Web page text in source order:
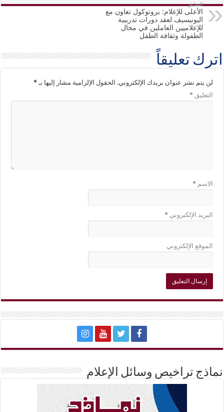
السابق
الأعلى للإعلام: بروتوكول تعاون مع
اليونيسيف لعقد دورات تدريبية
للإعلاميين العاملين في مجال
الطفولة وثقافة الطفل
اترك تعليقاً
لن يتم نشر عنوان بريدك الإلكتروني. الحقول الإلزامية مشار إليها بـ*
التعليق*
الاسم*
البريد الإلكتروني*
الموقع الإلكتروني
نماذج تراخيص وسائل الإعلام